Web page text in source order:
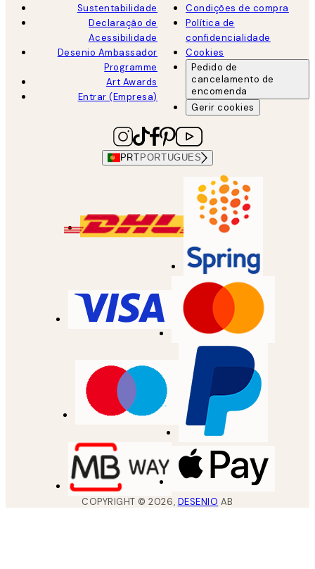
Sustentabilidade
Declaração de
Acessibilidade
Desenio Ambassador
Programme
Art Awards
Entrar (Empresa)
Condições de compra
Política de
confidencialidade
Cookies
Pedido de
cancelamento de
encomenda
Gerir cookies
PRT PORTUGUES
COPYRIGHT ©2026, DESENIO AB